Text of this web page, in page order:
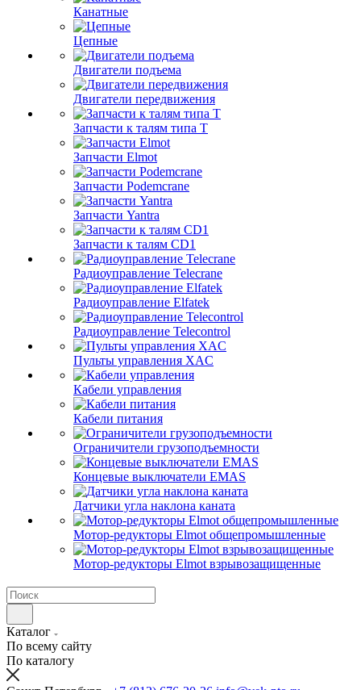
Канатные
Цепные
Двигатели подъема
Двигатели передвижения
Запчасти к талям типа Т
Запчасти Elmot
Запчасти Podemcrane
Запчасти Yantra
Запчасти к талям CD1
Радиоуправление Telecrane
Радиоуправление Elfatek
Радиоуправление Telecontrol
Пульты управления XAC
Кабели управления
Кабели питания
Ограничители грузоподъемности
Концевые выключатели EMAS
Датчики угла наклона каната
Мотор-редукторы Elmot общепромышленные
Мотор-редукторы Elmot взрывозащищенные
Каталог
По всему сайту
По каталогу